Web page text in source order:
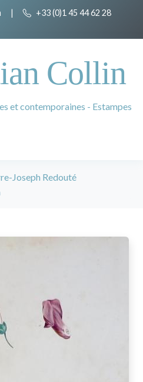
| +33 (0)1 45 44 62 28
Collin
et contemporaines - Estampes
Joseph Redouté